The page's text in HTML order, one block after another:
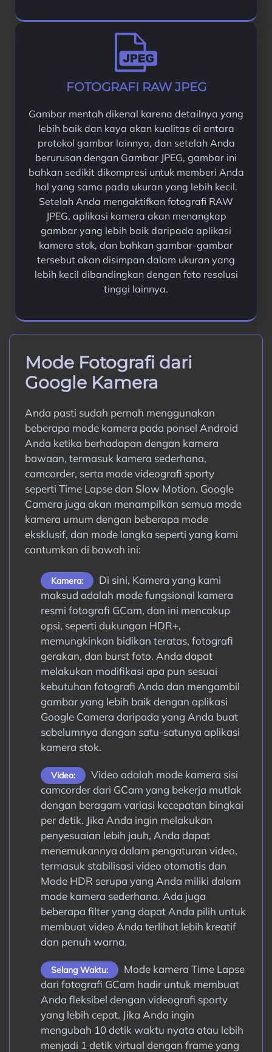
FOTOGRAFI RAW JPEG
Gambar mentah dikenal karena detailnya yang
lebih baik dan kaya akan kualitas di antara
protokol gambar lainnya, dan setelah Anda
berurusan dengan Gambar JPEG, gambar ini
bahkan sedikit dikompresi untuk memberi Anda
hal yang sama pada ukuran yang lebih kecil.
Setelah Anda mengaktifkan fotografi RAW
JPEG, aplikasi kamera akan menangkap
gambar yang lebih baik daripada aplikasi
kamera stok, dan bahkan gambar-gambar
tersebut akan disimpan dalam ukuran yang
lebih kecil dibandingkan dengan foto resolusi
tinggi lainnya.
Mode Fotografi dari
Google Kamera
Anda pasti sudah pernah menggunakan
beberapa mode kamera pada ponsel Android
Anda ketika berhadapan dengan kamera
bawaan, termasuk kamera sederhana,
camcorder, serta mode videografi sporty
seperti Time Lapse dan Slow Motion. Google
Camera juga akan menampilkan semua mode
kamera umum dengan beberapa mode
eksklusif, dan mode langka seperti yang kami
cantumkan di bawah ini:
Kamera:
Di sini, Kamera yang kami
maksud adalah mode fungsional kamera
resmi fotografi GCam, dan ini mencakup
opsi, seperti dukungan HDR+,
memungkinkan bidikan teratas, fotografi
gerakan, dan burst foto. Anda dapat
melakukan modifikasi apa pun sesuai
kebutuhan fotografi Anda dan mengambil
gambar yang lebih baik dengan aplikasi
Google Camera daripada yang Anda buat
sebelumnya dengan satu-satunya aplikasi
kamera stok.
Video:
Video adalah mode kamera sisi
camcorder dari GCam yang bekerja mutlak
dengan beragam variasi kecepatan bingkai
per detik. Jika Anda ingin melakukan
penyesuaian lebih jauh, Anda dapat
menemukannya dalam pengaturan video,
termasuk stabilisasi video otomatis dan
Mode HDR serupa yang Anda miliki dalam
mode kamera sederhana. Ada juga
beberapa filter yang dapat Anda pilih untuk
membuat video Anda terlihat lebih kreatif
dan penuh warna.
Selang Waktu:
Mode kamera Time Lapse
dari fotografi GCam hadir untuk membuat
Anda fleksibel dengan videografi sporty
yang lebih cepat. Jika Anda ingin
mengubah 10 detik waktu nyata atau lebih
menjadi 1 detik virtual dengan frame yang